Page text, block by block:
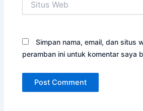
Web
Simpan nama, email, dan situs
peramban ini untuk komentar saya